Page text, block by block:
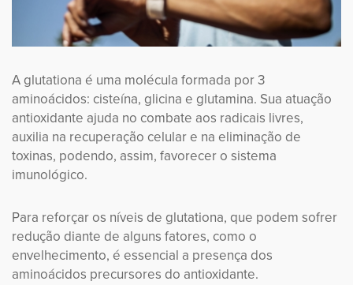
A glutationa é uma molécula formada por 3
aminoácidos: cisteína, glicina e glutamina. Sua atuação
antioxidante ajuda no combate aos radicais livres,
auxilia na recuperação celular e na eliminação de
toxinas, podendo, assim, favorecer o sistema
imunológico.
Para reforçar os níveis de glutationa, que podem sofrer
redução diante de alguns fatores, como o
envelhecimento, é essencial a presença dos
aminoácidos precursores do antioxidante.